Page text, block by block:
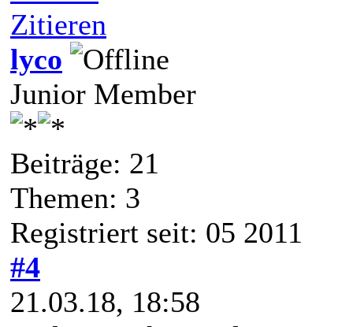
Zitieren
lyco
Junior Member
Beiträge: 21
Themen: 3
Registriert seit: 05 2011
#4
21.03.18, 18:58